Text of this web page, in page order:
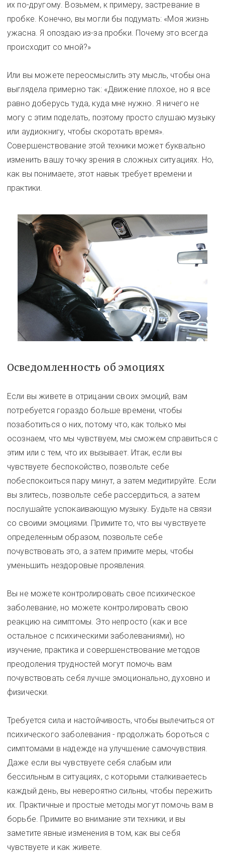
их по-другому. Возьмем, к примеру, застревание в
пробке. Конечно, вы могли бы подумать: «Моя жизнь
ужасна. Я опоздаю из-за пробки. Почему это всегда
происходит со мной?»
Или вы можете переосмыслить эту мысль, чтобы она
выглядела примерно так: «Движение плохое, но я все
равно доберусь туда, куда мне нужно. Я ничего не
могу с этим поделать, поэтому просто слушаю музыку
или аудиокнигу, чтобы скоротать время».
Совершенствование этой техники может буквально
изменить вашу точку зрения в сложных ситуациях. Но,
как вы понимаете, этот навык требует времени и
практики.
Осведомленность об эмоциях
Если вы живете в отрицании своих эмоций, вам
потребуется гораздо больше времени, чтобы
позаботиться о них, потому что, как только мы
осознаем, что мы чувствуем, мы сможем справиться с
этим или с тем, что их вызывает. Итак, если вы
чувствуете беспокойство, позвольте себе
побеспокоиться пару минут, а затем медитируйте. Если
вы злитесь, позвольте себе рассердиться, а затем
послушайте успокаивающую музыку. Будьте на связи
со своими эмоциями. Примите то, что вы чувствуете
определенным образом, позвольте себе
почувствовать это, а затем примите меры, чтобы
уменьшить нездоровые проявления.
Вы не можете контролировать свое психическое
заболевание, но можете контролировать свою
реакцию на симптомы. Это непросто (как и все
остальное с психическими заболеваниями), но
изучение, практика и совершенствование методов
преодоления трудностей могут помочь вам
почувствовать себя лучше эмоционально, духовно и
физически.
Требуется сила и настойчивость, чтобы вылечиться от
психического заболевания - продолжать бороться с
симптомами в надежде на улучшение самочувствия.
Даже если вы чувствуете себя слабым или
бессильным в ситуациях, с которыми сталкиваетесь
каждый день, вы невероятно сильны, чтобы пережить
их. Практичные и простые методы могут помочь вам в
борьбе. Примите во внимание эти техники, и вы
заметите явные изменения в том, как вы себя
чувствуете и как живете.